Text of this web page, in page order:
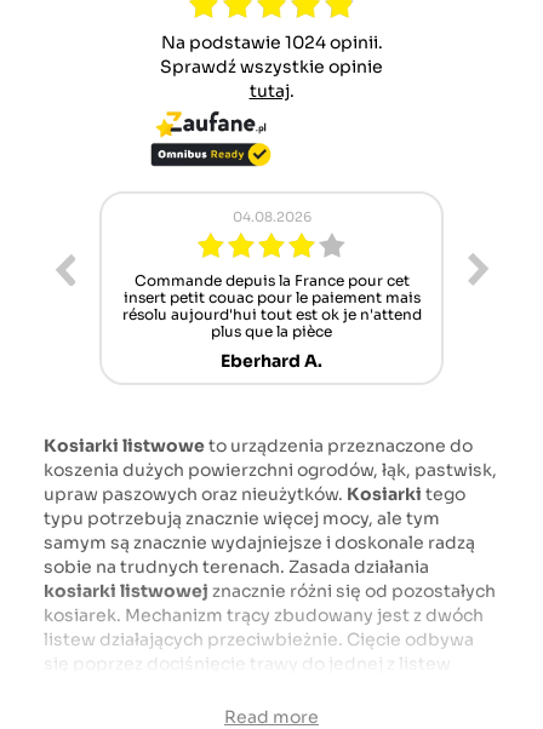
Na podstawie 1024 opinii.
Sprawdź wszystkie opinie
tutaj.
depuis la France pour cet
pour le paiement mais
tout est ok je n'attend
Pracownicy Zawsze chętni do
lecz oferta części zamiennych
szczuplejsza niestety
Kosiarki listwoweto urządzenia przeznaczone do
koszenia dużych powierzchni ogrodów, łąk, pastwisk,
upraw paszowych oraz nieużytków. Kosiarki tego
typu potrzebują znacznie więcej mocy, ale tym
samym są znacznie wydajniejsze i doskonale radzą
sobie na trudnych terenach. Zasada działania
kosiarki listwowej znacznie różni się od pozostałych
kosiarek. Mechanizm trący zbudowany jest z dwóch
listew działających przeciwbieżnie. Cięcie odbywa
się poprzez dociśnięcie trawy do jednej z listew
przeciwbieżnie zwanej żyletką. Dzięki szeregowi
Read more